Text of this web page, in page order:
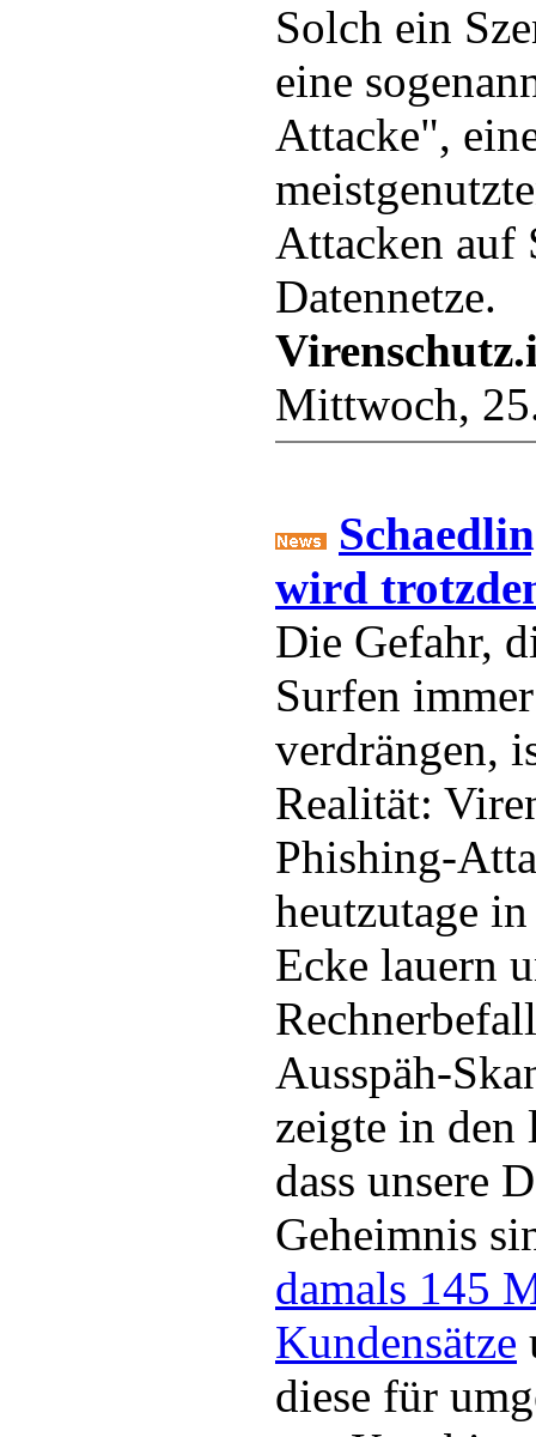
Solch ein
eine
Attacke",
Attacken auf
Datennetze.
Mittwoch,
wird
Die Gefahr,
Surfen
verdrängen,
Realität:
Phishing-
heutzutage
Ecke lauern
Ausspäh-
zeigte in den
dass unsere
Geheimnis
damals 145
Kundensätze
diese für